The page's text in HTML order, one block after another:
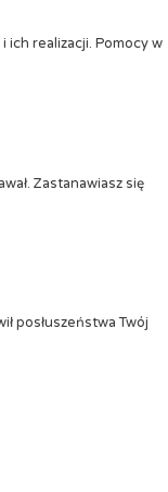
ich realizacji. Pomocy w
Zastanawiasz się
posłuszeństwa Twój